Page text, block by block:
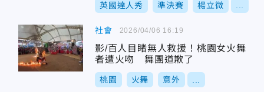
英國達人秀 準決賽 楊立微
社會
影/百人目睹無人救援！桃園女火舞
者遭火吻 舞團道歉了
桃園 火舞 意外
2026/04/06 16:19